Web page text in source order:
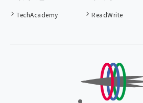
TechAcademy
ReadWrite